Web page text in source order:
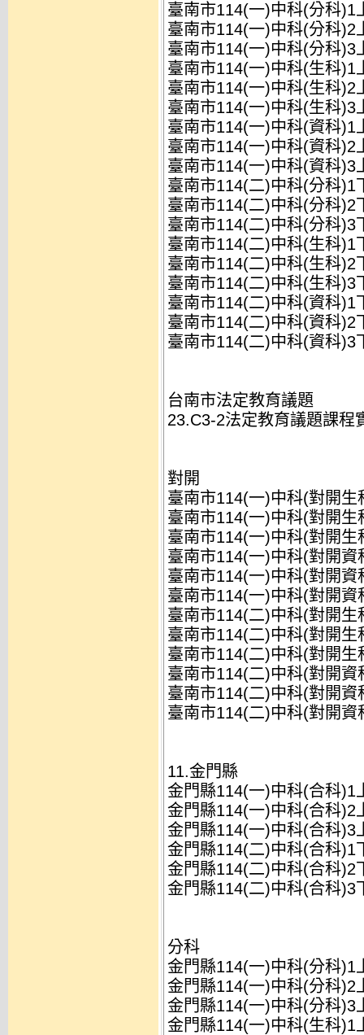
臺南市114(一)中科(分科)1
臺南市114(一)中科(分科)2
臺南市114(一)中科(分科)3
臺南市114(一)中科(生科)1
臺南市114(一)中科(生科)2
臺南市114(一)中科(生科)3
臺南市114(一)中科(資科)1
臺南市114(一)中科(資科)2
臺南市114(一)中科(資科)3
臺南市114(二)中科(分科)1
臺南市114(二)中科(分科)2
臺南市114(二)中科(分科)3
臺南市114(二)中科(生科)1
臺南市114(二)中科(生科)2
臺南市114(二)中科(生科)3
臺南市114(二)中科(資科)1
臺南市114(二)中科(資科)2
臺南市114(二)中科(資科)3
台南市法定教育議題
23.C3-2法定教育議題課程
對開
臺南市114(一)中科(對開
臺南市114(一)中科(對開
臺南市114(一)中科(對開
臺南市114(一)中科(對開
臺南市114(一)中科(對開
臺南市114(一)中科(對開
臺南市114(二)中科(對開
臺南市114(二)中科(對開
臺南市114(二)中科(對開
臺南市114(二)中科(對開
臺南市114(二)中科(對開
臺南市114(二)中科(對開
11.金門縣
金門縣114(一)中科(合科)1
金門縣114(一)中科(合科)2
金門縣114(一)中科(合科)3
金門縣114(二)中科(合科)1
金門縣114(二)中科(合科)2
金門縣114(二)中科(合科)3
分科
金門縣114(一)中科(分科)1
金門縣114(一)中科(分科)2
金門縣114(一)中科(分科)3
金門縣114(一)中科(生科)1